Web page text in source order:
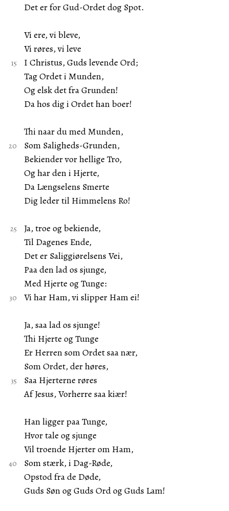
Det er for Gud-Ordet dog Spot.
Vi ere, vi bleve,
Vi røres, vi leve
I Christus, Guds levende Ord;
Tag Ordet i Munden,
Og elsk det fra Grunden!
Da hos dig i Ordet han boer!
Thi naar du med Munden,
Som Saligheds-Grunden,
Bekiender vor hellige Tro,
Og har den i Hjerte,
Da Længselens Smerte
Dig leder til Himmelens Ro!
Ja, troe og bekiende,
Til Dagenes Ende,
Det er Saliggiørelsens Vei,
Paa den lad os sjunge,
Med Hjerte og Tunge:
Vi har Ham, vi slipper Ham ei!
Ja, saa lad os sjunge!
Thi Hjerte og Tunge
Er Herren som Ordet saa nær,
Som Ordet, der høres,
Saa Hjerterne røres
Af Jesus, Vorherre saa kiær!
Han ligger paa Tunge,
Hvor tale og sjunge
Vil troende Hjerter om Ham,
Som stærk, i Dag-Røde,
Opstod fra de Døde,
Guds Søn og Guds Ord og Guds Lam!